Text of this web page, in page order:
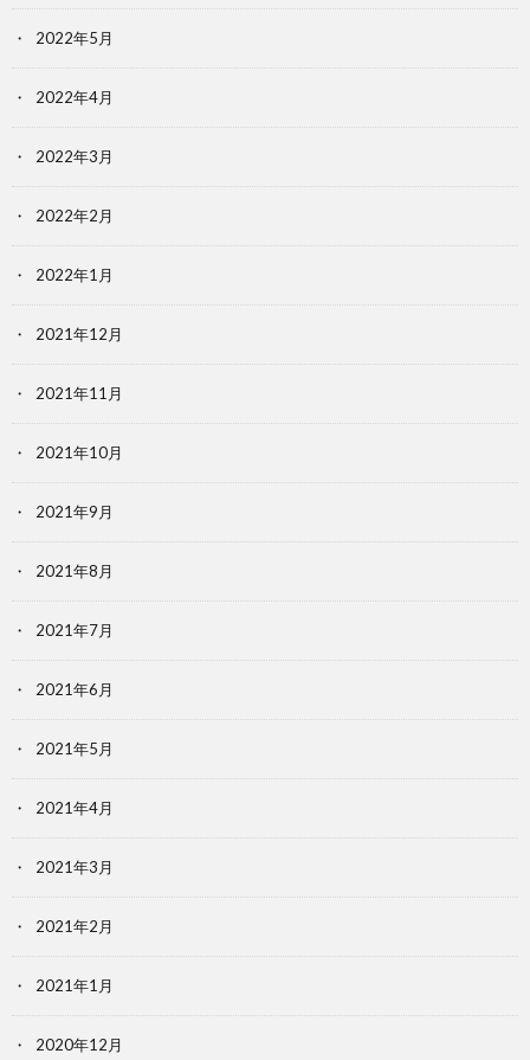
2022年5月
2022年4月
2022年3月
2022年2月
2022年1月
2021年12月
2021年11月
2021年10月
2021年9月
2021年8月
2021年7月
2021年6月
2021年5月
2021年4月
2021年3月
2021年2月
2021年1月
2020年12月